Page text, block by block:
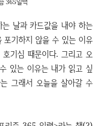
날과 카드값을 내야 하는
포기하지 않을 수 있는 이유
기심 때문이다. 그리고 오
있는 이유는 내가 읽고 싶
그래서 오늘을 살아갈 수